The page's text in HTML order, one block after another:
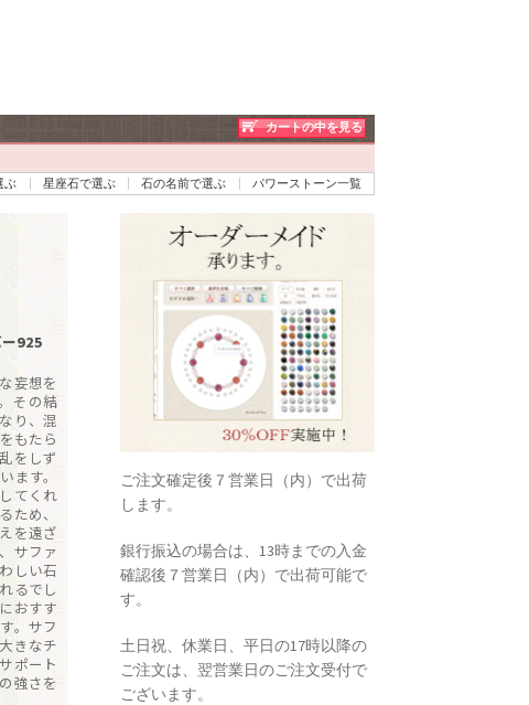
カートの中を見る
ぶ 星座石で選ぶ 石の名前で選ぶ パワーストーン一覧
925
妄想を
その結
り、混
もたら
をしず
ます。
てくれ
ため、
を遠ざ
サファ
しい石
るでし
おすす
。サフ
きなチ
ポート
強さを
ご注文確定後７営業日（内）で出荷
します。
銀行振込の場合は、13時までの入金
確認後７営業日（内）で出荷可能で
す。
土日祝、休業日、平日の17時以降の
ご注文は、翌営業日のご注文受付で
ございます。